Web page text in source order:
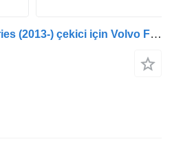
Volvo FH, FM, FMX-4 series (2013-) çekici için Volvo FM (01.13-) 22070285 amortisör